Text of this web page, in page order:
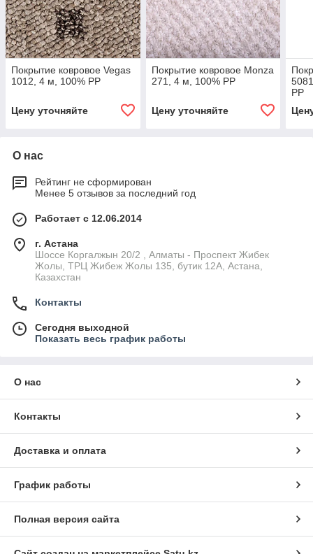
Покрытие ковровое Vegas
1012, 4 м, 100% PP
Цену уточняйте
Покрытие ковровое Monza
271, 4 м, 100% PP
Цену уточняйте
PP
О нас
Рейтинг не сформирован
Менее 5 отзывов за последний год
Работает с 12.06.2014
г. Астана
Шоссе Коргалжын 20/2 , Алматы - Проспект Жибек
Жолы, ТРЦ Жибеж Жолы 135, бутик 12А, Астана,
Казахстан
Контакты
Сегодня выходной
Показать весь график работы
О нас
Контакты
Доставка и оплата
График работы
Полная версия сайта